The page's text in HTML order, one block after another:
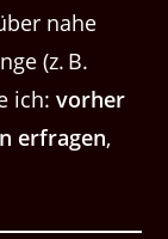
nahe
(z. B.
ich:vorher
erfragen,